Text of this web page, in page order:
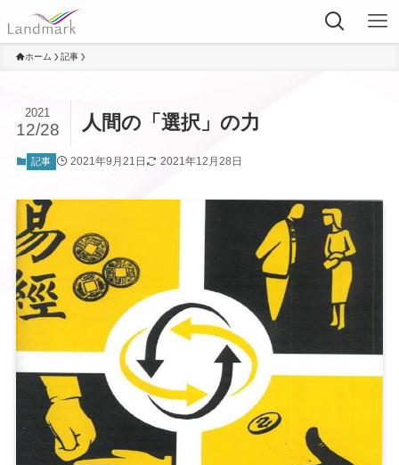
ホーム 記事
人間の「選択」の力
2021
12/28
記事 2021年9月21日 2021年12月28日